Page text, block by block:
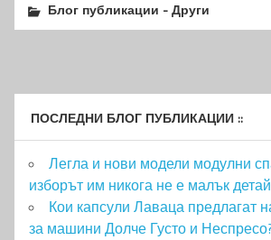
Блог публикации - Други
ПОСЛЕДНИ БЛОГ ПУБЛИКАЦИИ ::
Легла и нови модели модулни
изборът им никога не е малък
Кои капсули Лаваца предлагат
за машини Долче Густо и